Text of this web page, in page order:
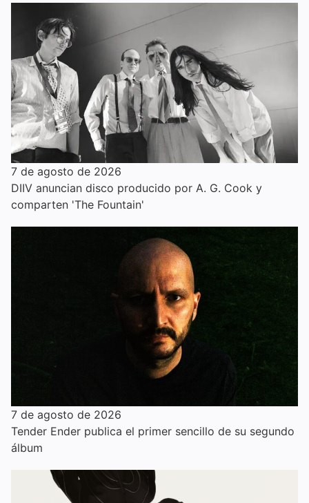
7 de agosto de 2026
DIIV anuncian disco producido por A. G. Cook y
comparten 'The Fountain'
7 de agosto de 2026
Tender Ender publica el primer sencillo de su segundo
álbum